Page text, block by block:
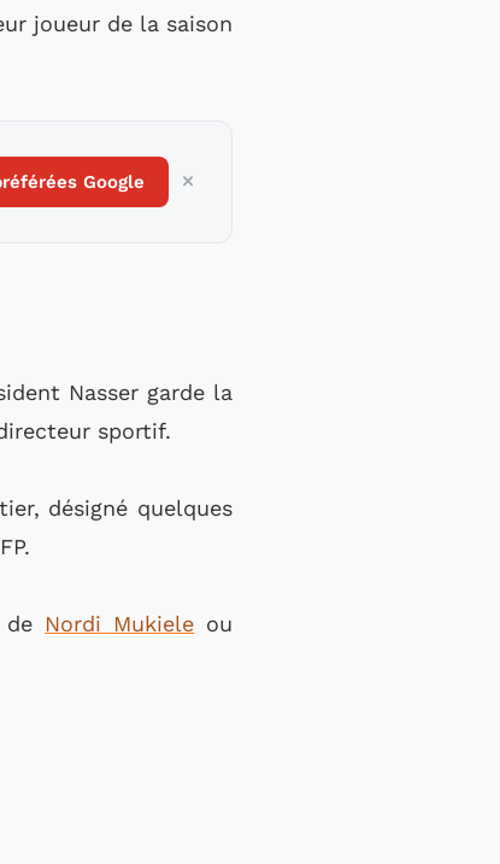
joueur de la saison
Google
Nasser garde la
sportif.
désigné quelques
Nordi Mukiele ou